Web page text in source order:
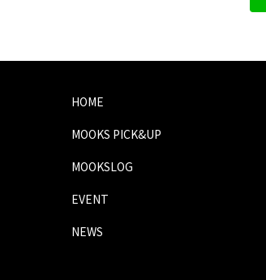
HOME
MOOKS PICK&UP
MOOKSLOG
EVENT
NEWS